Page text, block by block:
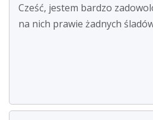
Cześć, jestem bardzo
na nich prawie żadnych